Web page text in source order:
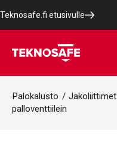
Teknosafe.fi etusivulle
Palokalusto / Jakoliittimet
palloventtiilein